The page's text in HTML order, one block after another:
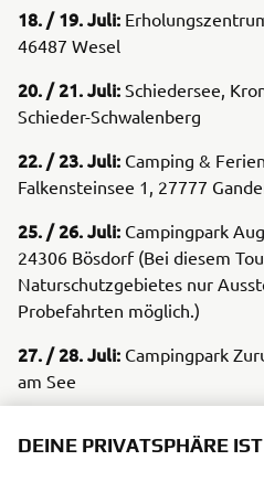
18. / 19. Juli:
46487 Wesel
20. / 21. Juli: Schiedersee,
Schieder-Schwalenberg
22. / 23. Juli: Camping &
Falkensteinsee 1, 27777
25. / 26. Juli: Campingpark
24306 Bösdorf (Bei diesem
Naturschutzgebietes nur
Probefahrten möglich.)
27. / 28. Juli: Campingpark
am See
83329 Waging am See
DEINE PRIVATSPHÄRE